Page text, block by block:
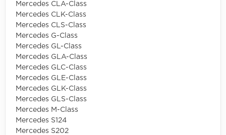
Mercedes CLA-Class
Mercedes CLK-Class
Mercedes CLS-Class
Mercedes G-Class
Mercedes GL-Class
Mercedes GLA-Class
Mercedes GLC-Class
Mercedes GLE-Class
Mercedes GLK-Class
Mercedes GLS-Class
Mercedes M-Class
Mercedes S124
Mercedes S202